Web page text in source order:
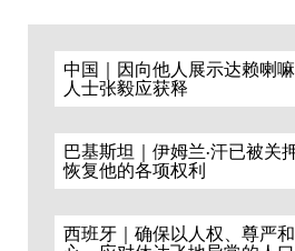
中国｜因向他人展示达赖喇
人士张毅应获释
巴基斯坦｜伊姆兰·汗已被关
恢复他的各项权利
西班牙｜确保以人权、尊严